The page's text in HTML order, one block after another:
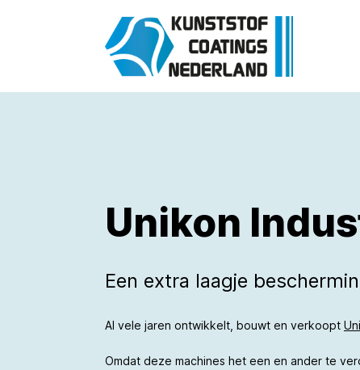
Unikon
Een extra laagje
Al vele jaren ontwikkelt, bouwt en verkoopt
Omdat deze machines het een en ander te